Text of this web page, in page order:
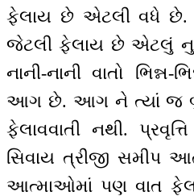
ફેલાય છે એટલી વધે
જેટલી ફેલાય છે એટલું
નાની-નાની વાતો ભિન્ન-
આગ છે. આગ ને ત્યાં જ
ફેલાવવાતી નથી.
સિવાય ત્રીજી સમીપ
આત્માઓમાં પણ વાત